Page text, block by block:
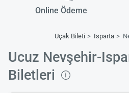
Online Ödeme
Uçak Bileti Isparta
Ucuz Nevşehir-
Biletleri